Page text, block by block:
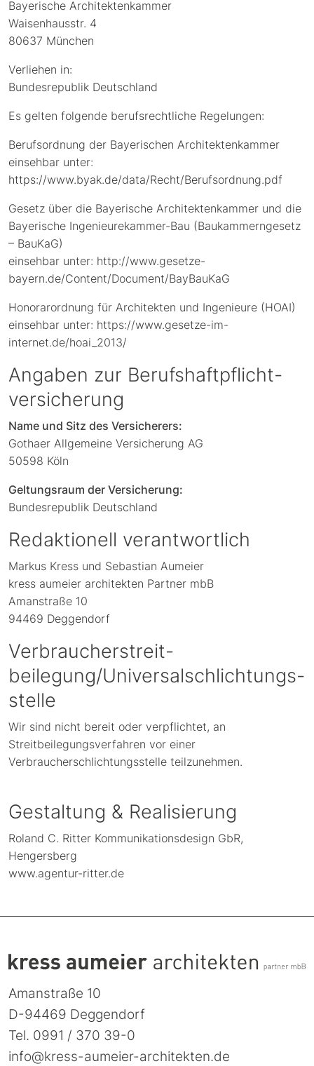
Projekte
Wir
Jobs
Kontakt
Bayerische Architektenkammer
Waisenhausstr. 4
80637 München
Verliehen in:
Bundesrepublik Deutschland
Es gelten folgende berufsrechtliche Regelungen:
Berufsordnung der Bayerischen Architektenkammer
einsehbar unter:
https://www.byak.de/data/Recht/Berufsordnung.pdf
Gesetz über die Bayerische Architektenkammer und die
Bayerische Ingenieurekammer-Bau (Baukammerngesetz
– BauKaG)
einsehbar unter: http://www.gesetze-
bayern.de/Content/Document/BayBauKaG
Honorarordnung für Architekten und Ingenieure (HOAI)
einsehbar unter: https://www.gesetze-im-
internet.de/hoai_2013/
Angaben zur Berufs­haftpflicht­
versicherung
Name und Sitz des Versicherers:
Gothaer Allgemeine Versicherung AG
50598 Köln
Geltungsraum der Versicherung:
Bundesrepublik Deutschland
Redaktionell verantwortlich
Markus Kress und Sebastian Aumeier
kress aumeier architekten Partner mbB
Amanstraße 10
94469 Deggendorf
Verbraucher­streit­
beilegung/Universal­schlichtungs­
stelle
Wir sind nicht bereit oder verpflichtet, an
Streitbeilegungsverfahren vor einer
Verbraucherschlichtungsstelle teilzunehmen.
Gestaltung & Realisierung
Roland C. Ritter Kommunikationsdesign GbR,
Hengersberg
www.agentur-ritter.de
Amanstraße 10
D-94469 Deggendorf
Tel. 0991 / 370 39-0
info@kress-aumeier-architekten.de